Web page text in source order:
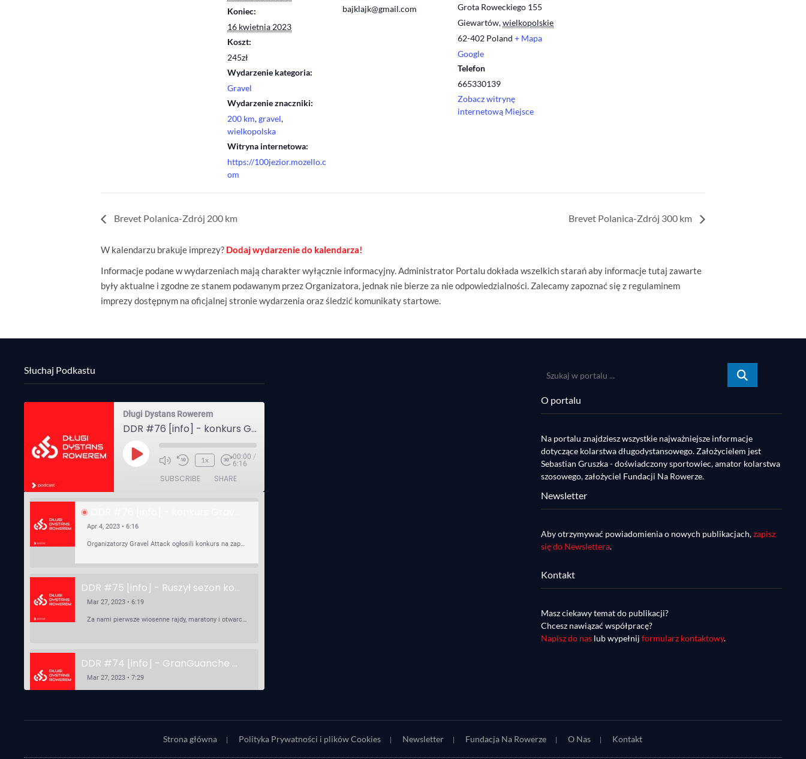
Koniec:
16 kwietnia 2023
Koszt:
245zł
Wydarzenie kategoria:
Gravel
Wydarzenie znaczniki:
200 km,gravel,
wielkopolska
Witryna internetowa:
https://100jezior.mozello.c
om
bajklajk@gmail.com
Grota Roweckiego 155
Giewartów,wielkopolskie
62-402 Poland + Mapa
Google
Telefon
665330139
Zobacz witrynę
internetową Miejsce
Brevet Polanica-Zdrój 200 km Brevet Polanica-Zdrój 300 km
W kalendarzu brakuje imprezy? Dodaj wydarzenie do kalendarza!
Informacje podane w wydarzeniach mają charakter wyłącznie informacyjny. Administrator Portalu dokłada wszelkich starań aby informacje tutaj zawarte
były aktualne i zgodne ze stanem podawanym przez Organizatora, jednak nie bierze za nie odpowiedzialności. Zalecamy zapoznać się z regulaminem
imprezy dostępnym na oficjalnej stronie wydarzenia oraz śledzić komunikaty startowe.
Słuchaj Podkastu
Długi Dystans Rowerem
DDR #76 [info] - konkurs Gravel Attack, Varmia Gravel, Bike Expo, Inspire India Ultra Race
Play
1x 00:00 /
6:16
SUBSCRIBE SHARE
Apr 4, 2023 • 6:16
Organizatorzy Gravel Attack ogłosili konkurs na zaprojektowanie koszulki. Varmia Gravel 2023 przypomina o możliwości podzielenia opłaty startowej na dwie raty 50/50 – na zero procent! …
DDR #75 [info] - Ruszył sezon kolarski! Pierwszy Brevet Race Through Poland, Otwarcie sezonu Rajdy Dla Frajdy, Ankieta Rowerowa, przygotowania do Race Around Poland
Mar 27, 2023 • 6:19
Za nami pierwsze wiosenne rajdy, maratony i otwarcia sezonu, choć w Gdańsku zima nie powiedziała jeszcze ostatniego słowa bo właśnie pada śnieg. Linki: ⁠http://watahaultrarace.pl/⁠⁠https://rajdydlafrajdy.pl/⁠https://brevety.pl/brevets⁠⁠https://racearoundpoland.pl/⁠⁠https://granguanche.com/audax/audaxgravel/⁠⁠Ankieta Rowerowa…
DDR #74 [info] - GranGuanche Gravel startuje w piątek! Wataha Ultra Race Wiosna - zaprasza Mateusz Szafraniec. Dwie samochwałki
Mar 27, 2023 • 7:29
Szukaj
O portalu
Na portalu znajdziesz wszystkie najważniejsze informacje
dotyczące kolarstwa długodystansowego. Założycielem jest
Sebastian Gruszka - doświadczony sportowiec, amator kolarstwa
szosowego, założyciel Fundacji Na Rowerze.
Newsletter
Aby otrzymywać powiadomienia o nowych publikacjach,zapisz
się do Newslettera.
Kontakt
Masz ciekawy temat do publikacji?
Chcesz nawiązać współpracę?
Napisz do nas lub wypełnijformularz kontaktowy.
Strona główna Polityka Prywatności i plików Cookies Newsletter Fundacja Na Rowerze O Nas Kontakt